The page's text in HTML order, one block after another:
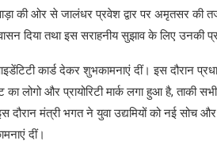
ओर से जालंधर प्रवेश द्वार पर अमृतसर की
दिया तथा इस सराहनीय सुझाव के लिए उनकी
कार्ड देकर शुभकामनाएं दीं। इस दौरान
लोगो और प्रायोरिटी मार्क लगा हुआ है, ताकी
मंत्री भगत ने युवा उद्यमियों को नई सोच
दीं।